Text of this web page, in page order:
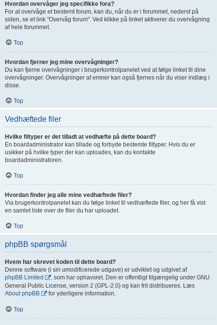
Hvordan overvåger jeg specifikke fora?
For at overvåge et bestemt forum, kan du, når du er i forummet, nederst på
siden, se et link "Overvåg forum". Ved klikke på linket aktiverer du overvågning
af hele forummet.
Top
Hvordan fjerner jeg mine overvågninger?
Du kan fjerne overvågninger i brugerkontrolpanelet ved at følge linket til dine
overvågninger. Overvågninger af emner kan også fjernes når du viser indlæg i
disse.
Top
Vedhæftede filer
Hvilke filtyper er det tilladt at vedhæfte på dette board?
En boardadministrator kan tillade og forbyde bestemte filtyper. Hvis du er
usikker på hvilke typer der kan uploades, kan du kontakte
boardadministratoren.
Top
Hvordan finder jeg alle mine vedhæftede filer?
Via brugerkontrolpanelet kan du følge linket til vedhæftede filer, og her få vist
en samlet liste over de filer du har uploadet.
Top
phpBB spørgsmål
Hvem har skrevet koden til dette board?
Denne software (i sin umodificerede udgave) er udviklet og udgivet af
phpBB Limited
, som har ophavsret. Den er offentligt tilgængelig under GNU
General Public License, version 2 (GPL-2.0) og kan frit distribueres. Læs
About phpBB
for yderligere information.
Top